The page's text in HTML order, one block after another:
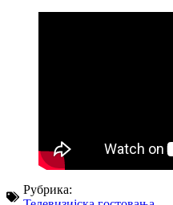
Рубрика: